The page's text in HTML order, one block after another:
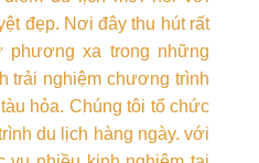
đẹp. Nơi đây thu hút rất
phương xa trong những
trải nghiệm chương trình
hỏa. Chúng tôi tổ chức
du lịch hàng ngày. với